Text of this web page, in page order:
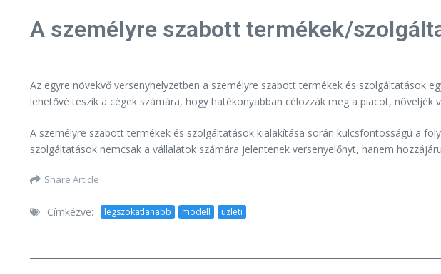
A személyre szabott termékek/
Az egyre növekvő versenyhelyzetben a személyre szabott termékek és szolgáltatások
lehetővé teszik a cégek számára, hogy hatékonyabban célozzák meg a piacot, növeljék
A személyre szabott termékek és szolgáltatások kialakítása során kulcsfontosságú a
szolgáltatások nemcsak a vállalatok számára jelentenek versenyelőnyt, hanem
Share Article
Címkézve: legszokatlanabb modell üzleti